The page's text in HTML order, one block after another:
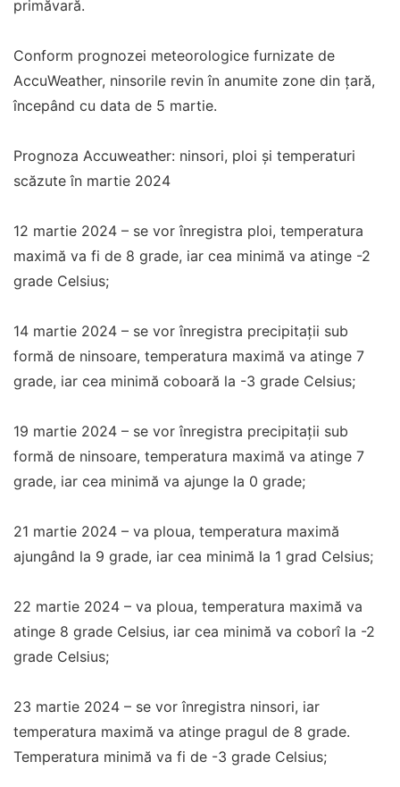
primăvară.
Conform prognozei meteorologice furnizate de
AccuWeather, ninsorile revin în anumite zone din țară,
începând cu data de 5 martie.
Prognoza Accuweather: ninsori, ploi și temperaturi
scăzute în martie 2024
12 martie 2024 – se vor înregistra ploi, temperatura
maximă va fi de 8 grade, iar cea minimă va atinge -2
grade Celsius;
14 martie 2024 – se vor înregistra precipitații sub
formă de ninsoare, temperatura maximă va atinge 7
grade, iar cea minimă coboară la -3 grade Celsius;
19 martie 2024 – se vor înregistra precipitații sub
formă de ninsoare, temperatura maximă va atinge 7
grade, iar cea minimă va ajunge la 0 grade;
21 martie 2024 – va ploua, temperatura maximă
ajungând la 9 grade, iar cea minimă la 1 grad Celsius;
22 martie 2024 – va ploua, temperatura maximă va
atinge 8 grade Celsius, iar cea minimă va coborî la -2
grade Celsius;
23 martie 2024 – se vor înregistra ninsori, iar
temperatura maximă va atinge pragul de 8 grade.
Temperatura minimă va fi de -3 grade Celsius;